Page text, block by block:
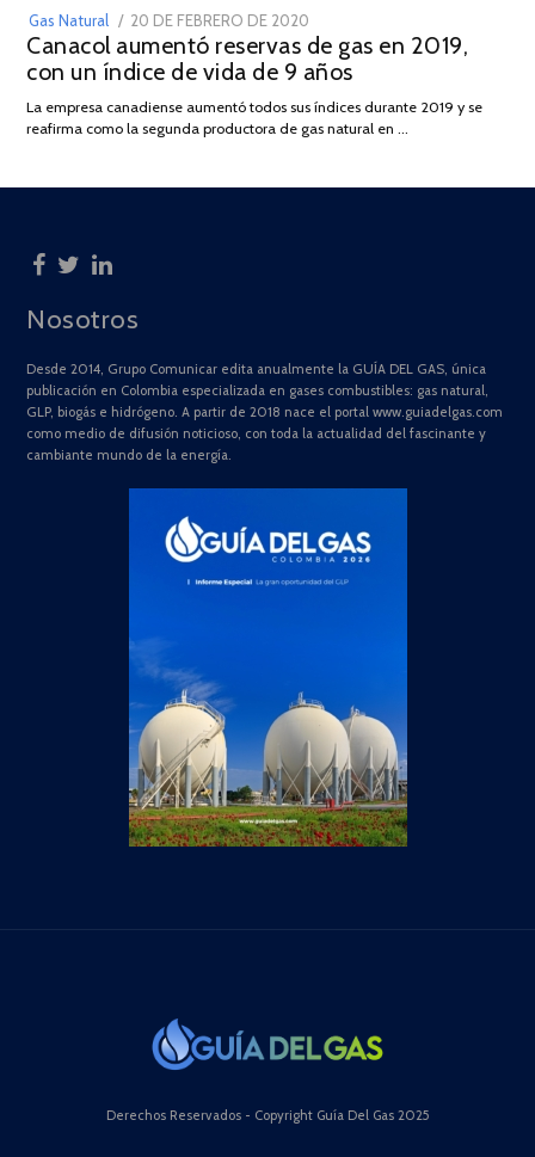
Gas Natural
POSTED
ON
20 DE FEBRERO DE 2020
DE
JULIO
2025
Canacol aumentó reservas de gas en 2019,
con un índice de vida de 9 años
La empresa canadiense aumentó todos sus índices durante 2019 y se
reafirma como la segunda productora de gas natural en …
Nosotros
Desde 2014, Grupo Comunicar edita anualmente la GUÍA DEL GAS, única
publicación en Colombia especializada en gases combustibles: gas natural,
GLP, biogás e hidrógeno. A partir de 2018 nace el portal www.guiadelgas.com
como medio de difusión noticioso, con toda la actualidad del fascinante y
cambiante mundo de la energía.
Derechos Reservados - Copyright Guía Del Gas 2025